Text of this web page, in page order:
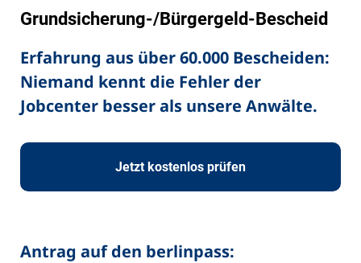
Grundsicherung-/Bürgergeld-Bescheid
Erfahrung aus über 60.000 Bescheiden:
Niemand kennt die Fehler der
Jobcenter besser als unsere Anwälte.
Jetzt kostenlos prüfen
Antrag auf den berlinpass: